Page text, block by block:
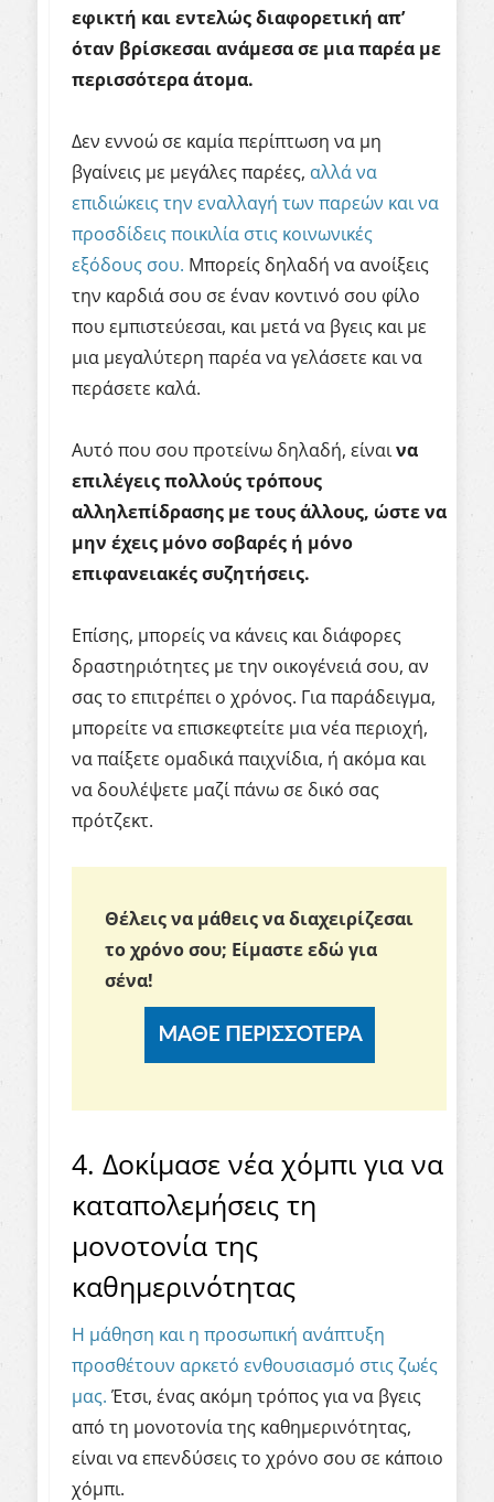
εφικτή και εντελώς διαφορετική απ’
όταν βρίσκεσαι ανάμεσα σε μια παρέα με
περισσότερα άτομα.
Δεν εννοώ σε καμία περίπτωση να μη
βγαίνεις με μεγάλες παρέες, αλλά να
επιδιώκεις την εναλλαγή των παρεών και να
προσδίδεις ποικιλία στις κοινωνικές
εξόδους σου. Μπορείς δηλαδή να ανοίξεις
την καρδιά σου σε έναν κοντινό σου φίλο
που εμπιστεύεσαι, και μετά να βγεις και με
μια μεγαλύτερη παρέα να γελάσετε και να
περάσετε καλά.
Αυτό που σου προτείνω δηλαδή, είναινα
επιλέγεις πολλούς τρόπους
αλληλεπίδρασης με τους άλλους, ώστε να
μην έχεις μόνο σοβαρές ή μόνο
επιφανειακές συζητήσεις.
Επίσης, μπορείς να κάνεις και διάφορες
δραστηριότητες με την οικογένειά σου, αν
σας το επιτρέπει ο χρόνος. Για παράδειγμα,
μπορείτε να επισκεφτείτε μια νέα περιοχή,
να παίξετε ομαδικά παιχνίδια, ή ακόμα και
να δουλέψετε μαζί πάνω σε δικό σας
πρότζεκτ.
Θέλεις να μάθεις να διαχειρίζεσαι
το χρόνο σου; Είμαστε εδώ για
σένα!
4. Δοκίμασε νέα χόμπι για να
καταπολεμήσεις τη
μονοτονία της
καθημερινότητας
Η μάθηση και η προσωπική ανάπτυξη
προσθέτουν αρκετό ενθουσιασμό στις ζωές
μας. Έτσι, ένας ακόμη τρόπος για να βγεις
από τη μονοτονία της καθημερινότητας,
είναι να επενδύσεις το χρόνο σου σε κάποιο
χόμπι.